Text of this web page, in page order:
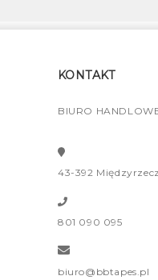
KONTAKT
BIURO
43-392
801 090 095
biuro@bbtapes.pl